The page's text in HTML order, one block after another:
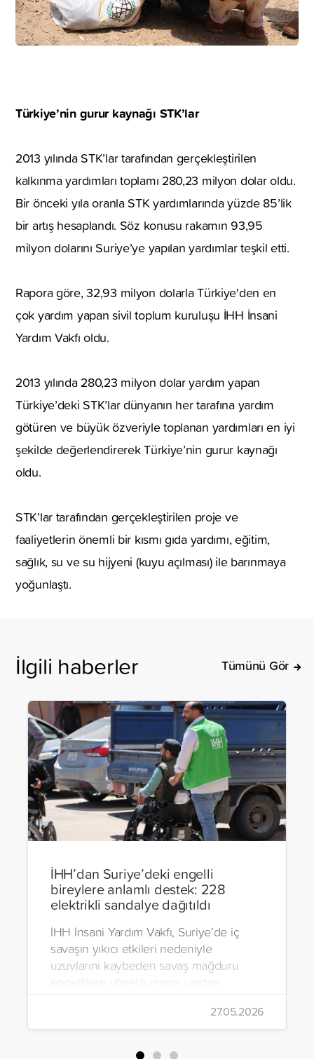
Türkiye’nin gurur kaynağı STK’lar
2013 yılında STK’lar tarafından gerçekleştirilen
kalkınma yardımları toplamı 280,23 milyon dolar oldu.
Bir önceki yıla oranla STK yardımlarında yüzde 85’lik
bir artış hesaplandı. Söz konusu rakamın 93,95
milyon dolarını Suriye’ye yapılan yardımlar teşkil etti.
Rapora göre, 32,93 milyon dolarla Türkiye'den en
çok yardım yapan sivil toplum kuruluşu İHH İnsani
Yardım Vakfı oldu.
2013 yılında 280,23 milyon dolar yardım yapan
Türkiye’deki STK’lar dünyanın her tarafına yardım
götüren ve büyük özveriyle toplanan yardımları en iyi
şekilde değerlendirerek Türkiye’nin gurur kaynağı
oldu.
STK’lar tarafından gerçekleştirilen proje ve
faaliyetlerin önemli bir kısmı gıda yardımı, eğitim,
sağlık, su ve su hijyeni (kuyu açılması) ile barınmaya
yoğunlaştı.
İlgili haberler Tümünü Gör
İHH’dan Suriye’deki engelli
bireylere anlamlı destek: 228
elektrikli sandalye dağıtıldı
İHH İnsani Yardım Vakfı, Suriye’de iç
savaşın yıkıcı etkileri nedeniyle
uzuvlarını kaybeden savaş mağduru
engellilere yönelik insani yardım
çalışmalarını aralıksız sürdürüyor. Vakıf,
yürütülen son projeyle Suriye’nin Şam,
Halep, Hama, Humus ve İdlib
bölgelerinde zor şartlarda yaşayan
27.05.2026